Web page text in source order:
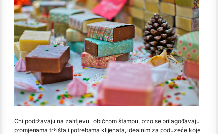
Oni podržavaju na zahtjevu i običnom štampu, brzo se prilagođavaju
promjenama tržišta i potrebama klijenata, idealnim za poduzeće koje